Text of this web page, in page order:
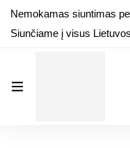
Nemokamas siuntimas
Siunčiame į visus